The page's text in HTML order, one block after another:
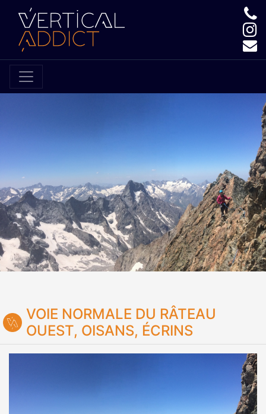
VOIE NORMALE DU RÂTEAU
OUEST, OISANS, ÉCRINS